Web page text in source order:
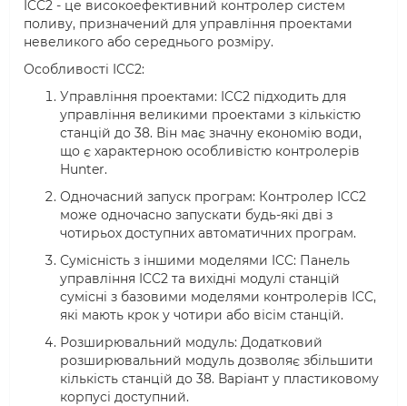
ICC2 - це високоефективний контролер систем
поливу, призначений для управління проектами
невеликого або середнього розміру.
Особливості ICC2:
Управління проектами: ICC2 підходить для
управління великими проектами з кількістю
станцій до 38. Він має значну економію води,
що є характерною особливістю контролерів
Hunter.
Одночасний запуск програм: Контролер ICC2
може одночасно запускати будь-які дві з
чотирьох доступних автоматичних програм.
Сумісність з іншими моделями ICC: Панель
управління ICC2 та вихідні модулі станцій
сумісні з базовими моделями контролерів ICC,
які мають крок у чотири або вісім станцій.
Розширювальний модуль: Додатковий
розширювальний модуль дозволяє збільшити
кількість станцій до 38. Варіант у пластиковому
корпусі доступний.